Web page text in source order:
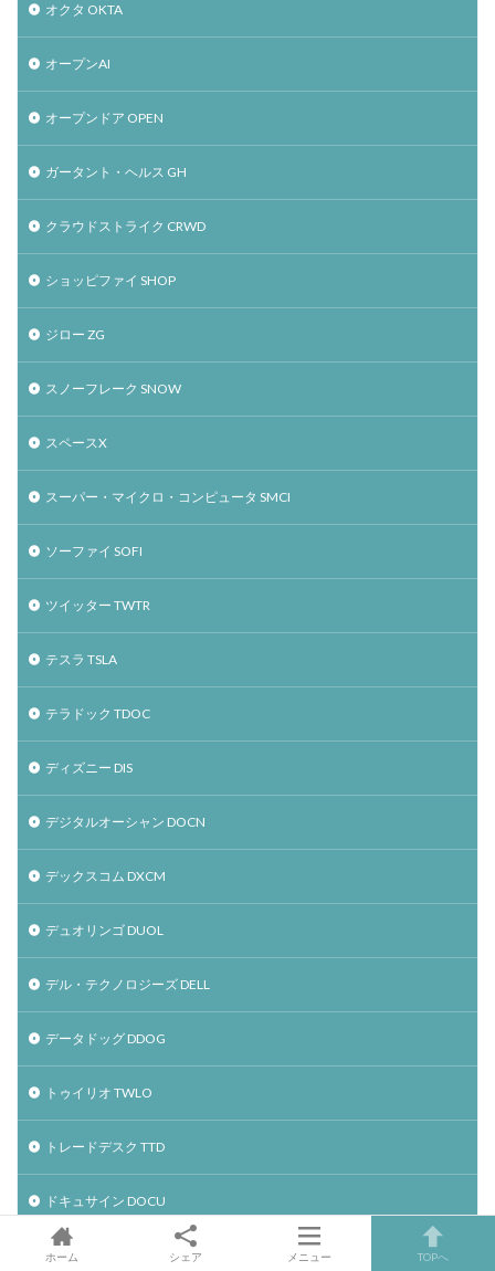
オクタ OKTA
オープンAI
オープンドア OPEN
ガータント・ヘルス GH
クラウドストライク CRWD
ショッピファイ SHOP
ジロー ZG
スノーフレーク SNOW
スペースX
スーパー・マイクロ・コンピュータ SMCI
ソーファイ SOFI
ツイッター TWTR
テスラ TSLA
テラドック TDOC
ディズニー DIS
デジタルオーシャン DOCN
デックスコム DXCM
デュオリンゴ DUOL
デル・テクノロジーズ DELL
データドッグ DDOG
トゥイリオ TWLO
トレードデスク TTD
ドキュサイン DOCU
ナノックス NNOX
ホーム シェア メニュー TOPへ